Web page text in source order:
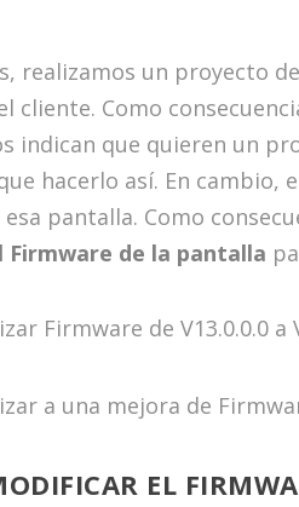
realizamos un proyecto
cliente. Como
indican que quieren un
hacerlo así. En
pantalla. Como
Firmware de la pantalla
Firmware de V13.0.0.0 a
a una mejora de
EL